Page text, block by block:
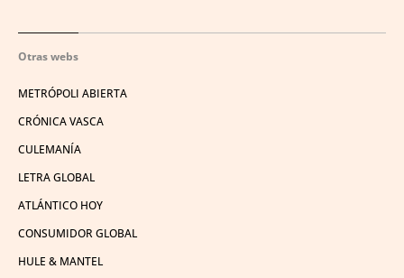
Otras webs
METRÓPOLI ABIERTA
CRÓNICA VASCA
CULEMANÍA
LETRA GLOBAL
ATLÁNTICO HOY
CONSUMIDOR GLOBAL
HULE & MANTEL